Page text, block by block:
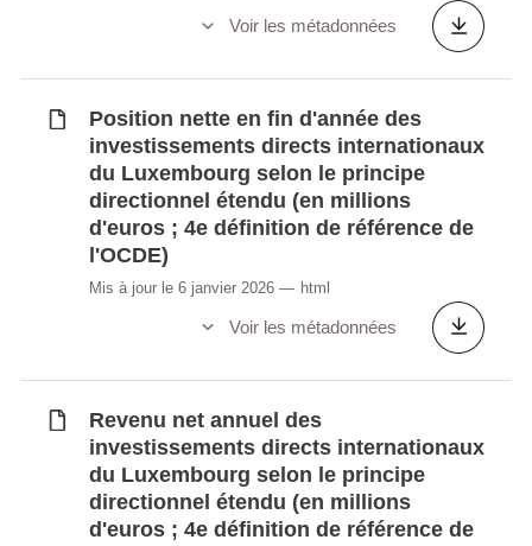
Voir les métadonnées
Position nette en fin d'année des
investissements directs internationaux
du Luxembourg selon le principe
directionnel étendu (en millions
d'euros ; 4e définition de référence de
l'OCDE)
Mis à jour le 6 janvier 2026 html
Voir les métadonnées
Revenu net annuel des
investissements directs internationaux
du Luxembourg selon le principe
directionnel étendu (en millions
d'euros ; 4e définition de référence de